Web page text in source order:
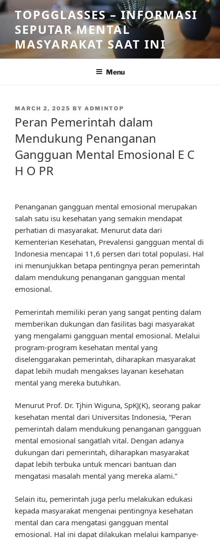
Skip
to
content
TOPGGLASSES – INFORMASI
SEPUTAR MENTAL
MASYARAKAT SAAT INI
Menu
POSTED
MARCH 2, 2025 BY ADMINTOP
Peran Pemerintah dalam
Mendukung Penanganan
Gangguan Mental Emosional E C
H O PR
Penanganan gangguan mental emosional merupakan
salah satu isu kesehatan yang semakin mendapat
perhatian di masyarakat. Menurut data dari
Kementerian Kesehatan, Prevalensi gangguan mental di
Indonesia mencapai 11,6 persen dari total populasi. Hal
ini menunjukkan betapa pentingnya peran pemerintah
dalam mendukung penanganan gangguan mental
emosional.
Pemerintah memiliki peran yang sangat penting dalam
memberikan dukungan dan fasilitas bagi masyarakat
yang mengalami gangguan mental emosional. Melalui
program-program kesehatan mental yang
diselenggarakan pemerintah, diharapkan masyarakat
dapat lebih mudah mengakses layanan kesehatan
mental yang mereka butuhkan.
Menurut Prof. Dr. Tjhin Wiguna, SpKJ(K), seorang pakar
kesehatan mental dari Universitas Indonesia, “Peran
pemerintah dalam mendukung penanganan gangguan
mental emosional sangatlah vital. Dengan adanya
dukungan dari pemerintah, diharapkan masyarakat
dapat lebih terbuka untuk mencari bantuan dan
mengatasi masalah mental yang mereka alami.”
Selain itu, pemerintah juga perlu melakukan edukasi
kepada masyarakat mengenai pentingnya kesehatan
mental dan cara mengatasi gangguan mental
emosional. Hal ini dapat dilakukan melalui kampanye-